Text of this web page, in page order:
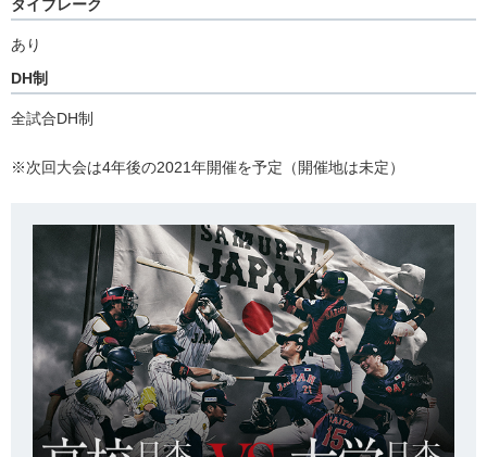
タイブレーク
あり
DH制
全試合DH制
※次回大会は4年後の2021年開催を予定（開催地は未定）